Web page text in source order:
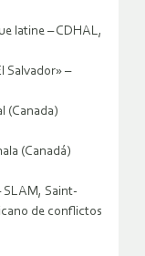
latine – CDHAL,
Salvador» –
(Canada)
(Canadá)
SLAM, Saint-
de conflictos